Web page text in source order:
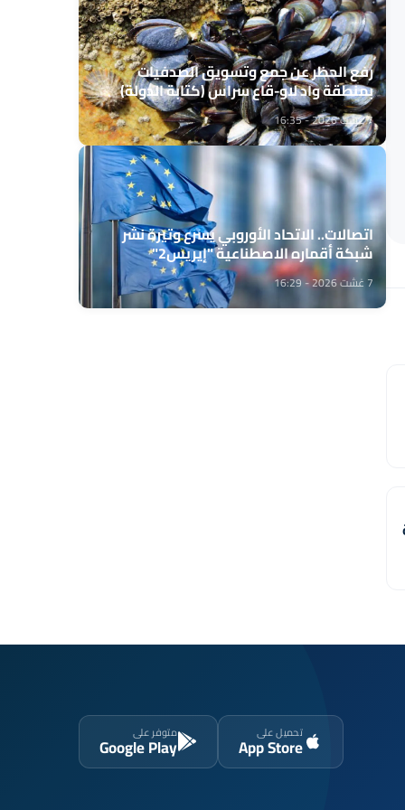
رفع الحظر عن جمع وتسويق الصدفيات
بمنطقة واد لاو-قاع سراس (كتابة الدولة)
7 غشت 2026 - 16:35
اتصالات.. الاتحاد الأوروبي يسرع وتيرة نشر
شبكة أقماره الاصطناعية "إيريس2"
7 غشت 2026 - 16:29
تحميل على
App Store
متوفر على
Google Play